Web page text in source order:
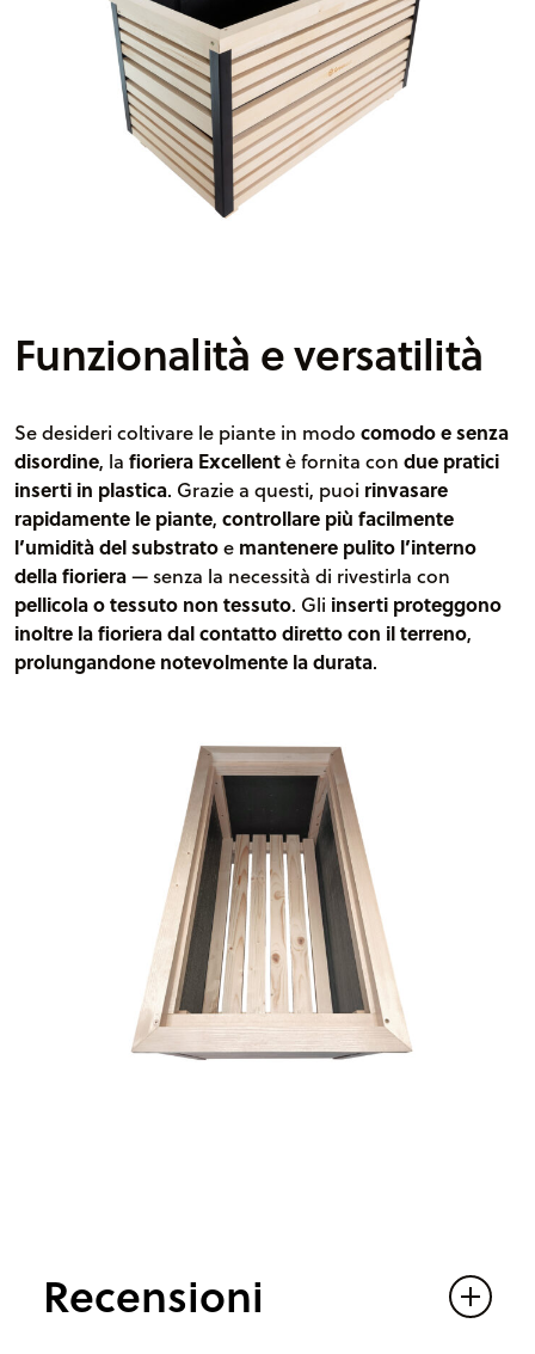
Funzionalità e versatilità
Se desideri coltivare le piante in modo comodo e senza
disordine, la fioriera Excellentè fornita con due pratici
inserti in plastica. Grazie a questi, puoi rinvasare
rapidamente le piante, controllare più facilmente
l’umidità del substratoe mantenere pulito l’interno
della fioriera— senza la necessità di rivestirla con
pellicola o tessuto non tessuto. Gli inserti proteggono
inoltre la fioriera dal contatto diretto con il terreno,
prolungandone notevolmente la durata.
Recensioni